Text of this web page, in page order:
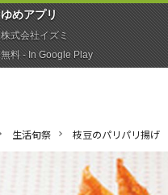
生活旬祭 枝豆のパリパリ揚げ
ゆめアプ‪リ‬
株式会社イズミ
無料 - In Google Play